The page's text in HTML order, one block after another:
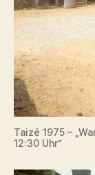
Taizé 1975 –
12:30 Uhr“